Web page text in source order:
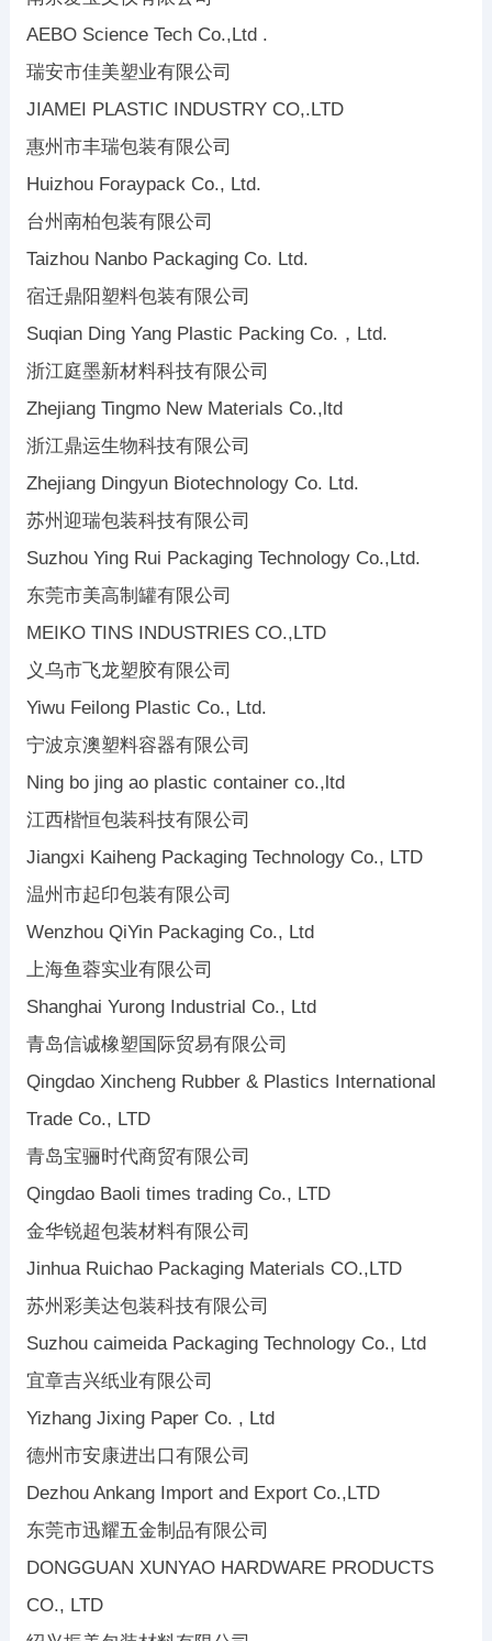
AEBO Science Tech Co.,Ltd .
瑞安市佳美塑业有限公司
JIAMEI PLASTIC INDUSTRY CO,.LTD
惠州市丰瑞包装有限公司
Huizhou Foraypack Co., Ltd.
台州南柏包装有限公司
Taizhou Nanbo Packaging Co. Ltd.
宿迁鼎阳塑料包装有限公司
Suqian Ding Yang Plastic Packing Co.，Ltd.
浙江庭墨新材料科技有限公司
Zhejiang Tingmo New Materials Co.,ltd
浙江鼎运生物科技有限公司
Zhejiang Dingyun Biotechnology Co. Ltd.
苏州迎瑞包装科技有限公司
Suzhou Ying Rui Packaging Technology Co.,Ltd.
东莞市美高制罐有限公司
MEIKO TINS INDUSTRIES CO.,LTD
义乌市飞龙塑胶有限公司
Yiwu Feilong Plastic Co., Ltd.
宁波京澳塑料容器有限公司
Ning bo jing ao plastic container co.,ltd
江西楷恒包装科技有限公司
Jiangxi Kaiheng Packaging Technology Co., LTD
温州市起印包装有限公司
Wenzhou QiYin Packaging Co., Ltd
上海鱼蓉实业有限公司
Shanghai Yurong Industrial Co., Ltd
青岛信诚橡塑国际贸易有限公司
Qingdao Xincheng Rubber & Plastics International
Trade Co., LTD
青岛宝骊时代商贸有限公司
Qingdao Baoli times trading Co., LTD
金华锐超包装材料有限公司
Jinhua Ruichao Packaging Materials CO.,LTD
苏州彩美达包装科技有限公司
Suzhou caimeida Packaging Technology Co., Ltd
宜章吉兴纸业有限公司
Yizhang Jixing Paper Co. , Ltd
德州市安康进出口有限公司
Dezhou Ankang Import and Export Co.,LTD
东莞市迅耀五金制品有限公司
DONGGUAN XUNYAO HARDWARE PRODUCTS
CO., LTD